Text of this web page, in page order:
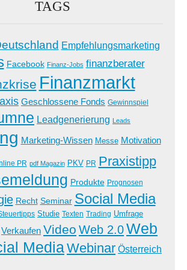
TAGS
Empfehlungsmarketing
Facebook Finanz-Jobs finanzberater
Finanzmarkt
Geschlossene Fonds Gewinnspiel
Leadgenerierung Leads
Marketing-Wissen Messe Motivation
PR pdf Magazin PKV PR Praxistipp
Produkte Prognosen
Recht Seminar Social Media
Studie Texten Trading Umfrage
Verkaufen Video Web 2.0Web
MediaWebinar Österreich